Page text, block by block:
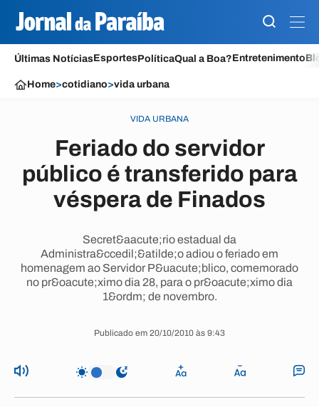
Últimas NotíciasEsportesPolíticaQual a Boa?Entretenimento
Home>cotidiano>vida urbana
VIDA URBANA
Feriado do servidor
público é transferido para
véspera de Finados
Secret&aacute;rio estadual da
Administra&ccedil;&atilde;o adiou o feriado em
homenagem ao Servidor P&uacute;blico, comemorado
no pr&oacute;ximo dia 28, para o pr&oacute;ximo dia
1&ordm; de novembro.
Publicado em 20/10/2010 às 9:43